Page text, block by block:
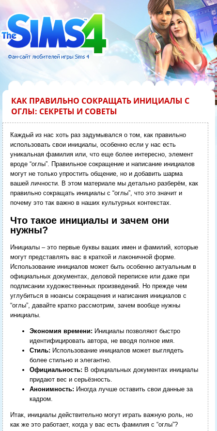
КАК ПРАВИЛЬНО СОКРАЩАТЬ ИНИЦИАЛЫ С
ОГЛЫ: СЕКРЕТЫ И СОВЕТЫ
Каждый из нас хоть раз задумывался о том, как правильно
использовать свои инициалы, особенно если у нас есть
уникальная фамилия или, что еще более интересно, элемент
вроде “оглы”. Правильное сокращение и написание инициалов
могут не только упростить общение, но и добавить шарма
вашей личности. В этом материале мы детально разберём, как
правильно сокращать инициалы с “оглы”, что это значит и
почему это так важно в наших культурных контекстах.
Что такое инициалы и зачем они
нужны?
Инициалы – это первые буквы ваших имен и фамилий, которые
могут представлять вас в краткой и лаконичной форме.
Использование инициалов может быть особенно актуальным в
официальных документах, деловой переписке или даже при
подписании художественных произведений. Но прежде чем
углубиться в нюансы сокращения и написания инициалов с
“оглы”, давайте кратко рассмотрим, зачем вообще нужны
инициалы.
Экономия времени: Инициалы позволяют быстро
идентифицировать автора, не вводя полное имя.
Стиль: Использование инициалов может выглядеть
более стильно и элегантно.
Официальность: В официальных документах инициалы
придают вес и серьёзность.
Анонимность: Иногда лучше оставить свои данные за
кадром.
Итак, инициалы действительно могут играть важную роль, но
как же это работает, когда у вас есть фамилия с “оглы”?